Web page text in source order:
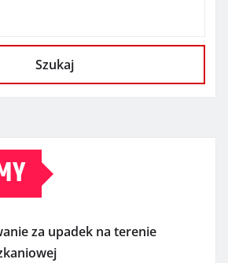
Szukaj
za upadek na terenie